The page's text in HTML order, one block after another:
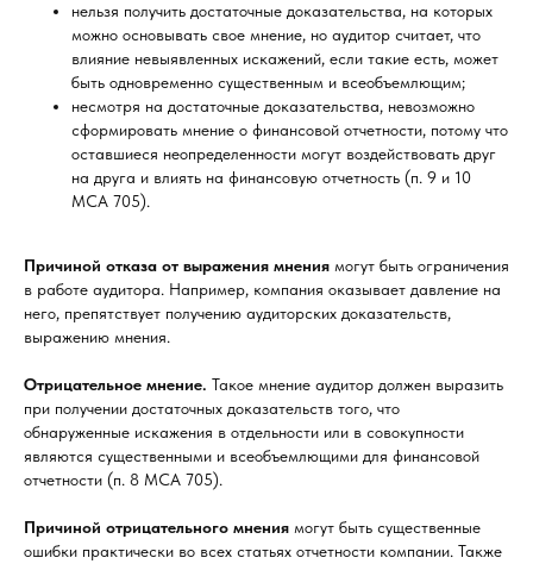
нельзя получить достаточные доказательства, на которых
можно основывать свое мнение, но аудитор считает, что
влияние невыявленных искажений, если такие есть, может
быть одновременно существенным и всеобъемлющим;
несмотря на достаточные доказательства, невозможно
сформировать мнение о финансовой отчетности, потому что
оставшиеся неопределенности могут воздействовать друг
на друга и влиять на финансовую отчетность (п. 9 и 10
МСА 705).
Причиной отказа от выражения мнения могут быть ограничения
в работе аудитора. Например, компания оказывает давление на
него, препятствует получению аудиторских доказательств,
выражению мнения.
Отрицательное мнение. Такое мнение аудитор должен выразить
при получении достаточных доказательств того, что
обнаруженные искажения в отдельности или в совокупности
являются существенными и всеобъемлющими для финансовой
отчетности (п. 8 МСА 705).
Причиной отрицательного мнения могут быть существенные
ошибки практически во всех статьях отчетности компании. Также